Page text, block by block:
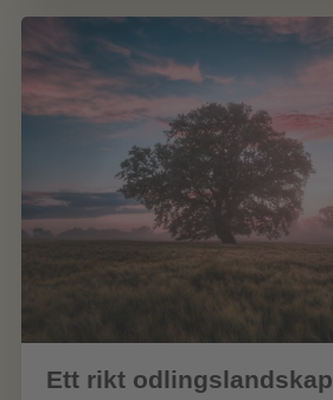
Ett rikt odlingslandskap